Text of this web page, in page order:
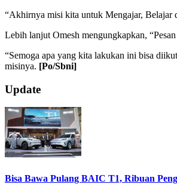
“Akhirnya misi kita untuk Mengajar, Belajar
Lebih lanjut Omesh mengungkapkan,
“Semoga apa yang kita lakukan ini bisa
misinya. [Po/Sbni]
2019-
10-
06
Update
Bisa Bawa Pulang BAIC T1, Ribuan